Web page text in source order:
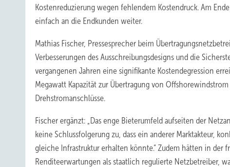
Kostenreduzierung wegen fehlendem Kostendruck. Am
einfach an die Endkunden weiter.
Mathias Fischer, Pressesprecher beim
Verbesserungen des Ausschreibungsdesigns und die
vergangenen Jahren eine signifikante Kostendegression
Megawatt Kapazität zur Übertragung von
Drehstromanschlüsse.
Fischer ergänzt: „Das enge Bieterumfeld aufseiten der
keine Schlussfolgerung zu, dass ein anderer Marktakteur,
gleiche Infrastruktur erhalten könnte.“ Zudem hätten in
Renditeerwartungen als staatlich regulierte Netzbetreiber,